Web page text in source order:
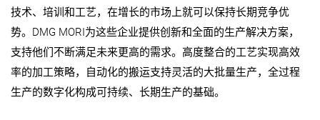
技术、培训和工艺，在增长的市场上就可以保持长期竞争优
势。 DMG MORI为这些企业提供创新和全面的生产解决方案，
支持他们不断满足未来更高的需求。高度整合的工艺实现高效
率的加工策略，自动化的搬运支持灵活的大批量生产，全过程
生产的数字化构成可持续、长期生产的基础。